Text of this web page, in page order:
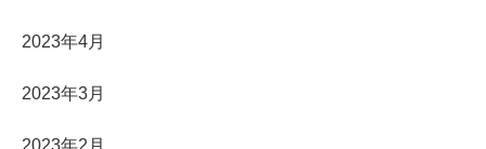
2023年4月
2023年3月
2023年2月